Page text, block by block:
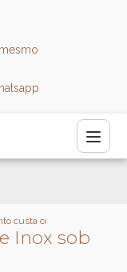
escada
custa corrimao de inox
Inox sob